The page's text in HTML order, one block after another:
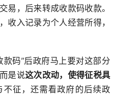
易，后来转成收款码收款。
收入记录为个人经营所得，
码”后政府马上要对这部分
是说这次改动，使得征税具
不征，还需看政府的后续政